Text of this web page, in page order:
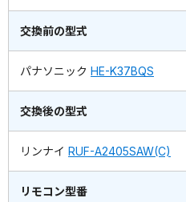
交換前の型式
パナソニック HE-K37BQS
交換後の型式
リンナイ RUF-A2405SAW(C)
リモコン型番